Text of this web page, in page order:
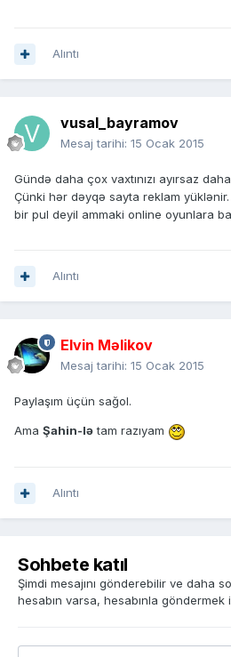
Alıntı
vusal_bayramov
Mesaj tarihi: 15 Ocak 2015
Gündə daha çox vaxtınızı ayırsaz
Çünki hər dəyqə sayta reklam
bir pul deyil ammaki online oyunlara
Alıntı
Elvin Məlikov
Mesaj tarihi: 15 Ocak 2015
Paylaşım üçün sağol.
Ama Şahin-lətam razıyam
Alıntı
Sohbete katıl
Şimdi mesajını gönderebilir ve daha
hesabın varsa, hesabınla göndermek